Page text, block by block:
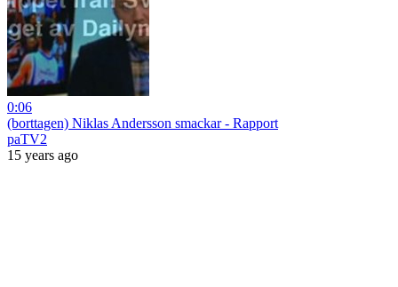
0:06
(borttagen) Niklas Andersson smackar - Rapport
paTV2
15 years ago